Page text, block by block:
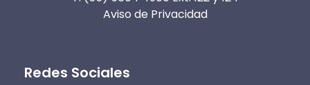
Aviso de Privacidad
Redes Sociales